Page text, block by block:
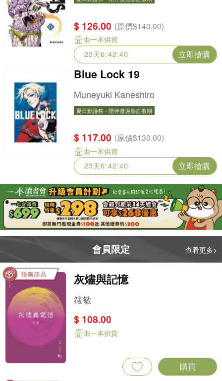
$ 126.00 (原價$140.00)
由一本供貨
23天6:42:38
立即搶購
Blue Lock 19
Muneyuki Kaneshiro
夏日動漫祭 - 陪伴渡過熱血假期
$ 117.00 (原價$130.00)
由一本供貨
23天6:42:38
立即搶購
會員限定 查看更多>
灰燼與記憶
筱敏
$ 108.00
由一本供貨
購買